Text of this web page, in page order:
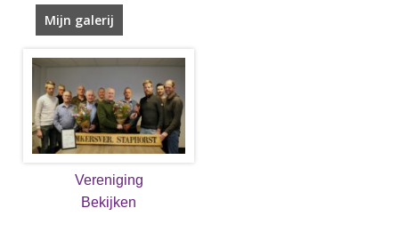
Mijn galerij
Vereniging
Bekijken